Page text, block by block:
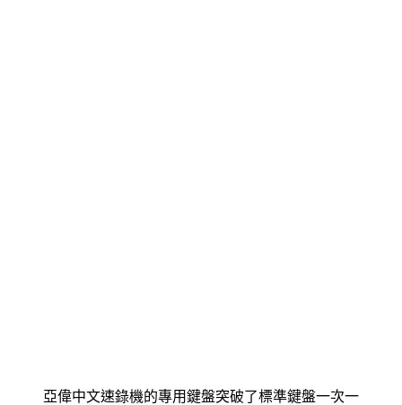
亞偉中文速錄機的專用鍵盤突破了標準鍵盤一次一